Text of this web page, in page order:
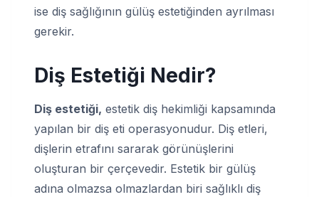
ise diş sağlığının gülüş estetiğinden ayrılması
gerekir.
Diş Estetiği Nedir?
Diş estetiği, estetik diş hekimliği kapsamında
yapılan bir diş eti operasyonudur. Diş etleri,
dişlerin etrafını sararak görünüşlerini
oluşturan bir çerçevedir. Estetik bir gülüş
adına olmazsa olmazlardan biri sağlıklı diş